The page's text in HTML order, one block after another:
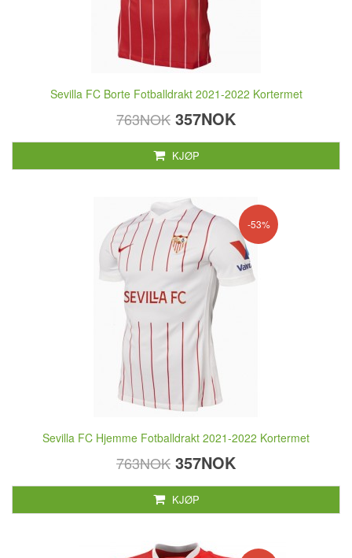
Sevilla FC Borte Fotballdrakt 2021-2022 Kortermet
763NOK 357NOK
KJØP
-53%
Sevilla FC Hjemme Fotballdrakt 2021-2022 Kortermet
763NOK 357NOK
KJØP